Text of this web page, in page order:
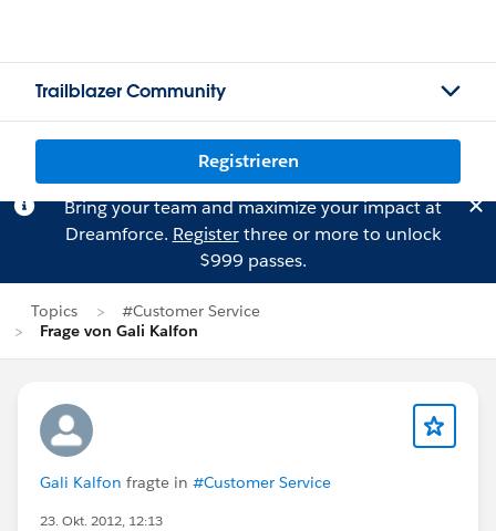
Trailblazer Community
Registrieren
Bring your team and maximize your impact at
Dreamforce. Registerthree or more to unlock
$999 passes.
Topics
#Customer Service
Frage von Gali Kalfon
Gali Kalfon fragte in #Customer Service
23. Okt. 2012, 12:13